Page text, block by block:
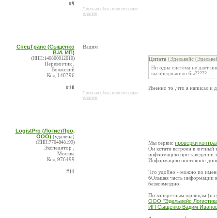
#9
* контакт был изменен или
удален
СпецТранс (Сыщенко
В.И. ИП)
(ИНН:140800012010)
Перевозчик ,
Волжский
Код:140396
#10
Вадим
* контакт был изменен или
удален
Цитата (Эдельвейс
Ни одна система не дает
вы предложили бы?????
Именно то ,что я написал и
LogistPro (ЛогистПро,
ООО) (удалена)
(ИНН:7704848199)
Экспедитор ,
Москва
Код:976499
#11
Мы сервис проверки
Он кстати встроен в личный
информацию при заведении
Информацию постоянно
Что удобно - можно по
бОльшая часть информации
безвозмездно.
По конкретным юрлицам (из
ООО "Эдельвейс
ИП Сыщенко Вадим